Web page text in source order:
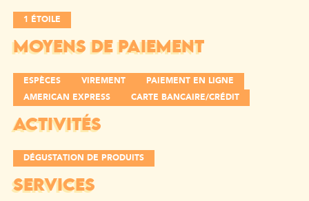
1 ÉTOILE
MOYENS DE PAIEMENT
ESPÈCES VIREMENT
PAIEMENT EN LIGNE
AMERICAN EXPRESS
CARTE BANCAIRE/CRÉDIT
ACTIVITÉS
DÉGUSTATION DE PRODUITS
SERVICES